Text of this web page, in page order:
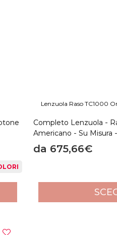
Lenzuola Raso TC1000
Completo Lenzuola -
Americano - Su Misura
da 675,66€